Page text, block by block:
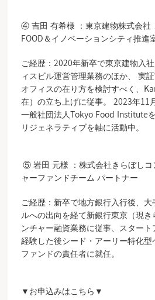
④ 吉田 有希様 ：東京建物株式会社
FOOD＆イノベーションシティ推進
ご経歴：2020年新卒で東京建物入
ィスビル運営管理業務のほか、 実
オフィスの在り方を検討すべく、
在）の立ち上げに従事。 2023年11
一般社団法人Tokyo Food Institute
リジェネラティブを軸に活動中。
⑤ 岩田 元様 ：株式会社きらぼしコ
ャーファンドチーム パートナー
ご経歴：新卒で地方銀行入行後、
ルへの出向を経て新銀行東京（現
ンチャー融資業務に従事、スター
経験した後シード・アーリー特化
ファンドの責任者に就任。
▼お申込みはこちら▼